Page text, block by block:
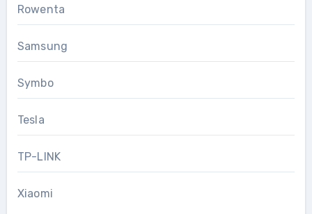
Rowenta
Samsung
Symbo
Tesla
TP-LINK
Xiaomi